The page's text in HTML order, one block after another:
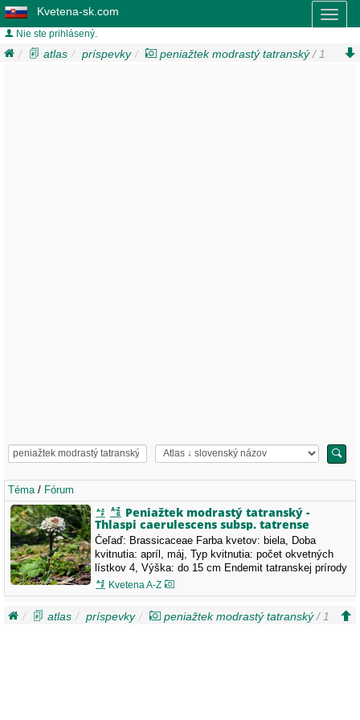
Kvetena-sk.com
Nie ste prihlásený.
atlas príspevky peniažtek modrastý tatranský/ 1
Téma / Fórum
Peniažtek modrastý tatranský -
Thlaspi caerulescens subsp. tatrense
Čeľaď: Brassicaceae Farba kvetov: biela, Doba
kvitnutia: apríl, máj, Typ kvitnutia: počet okvetných
lístkov 4, Výška: do 15 cm Endemit tatranskej prírody
Miesto: Vysoké Tatry, Slovensko, 20.5.2023
Kvetena A-Z
atlas príspevky peniažtek modrastý tatranský/ 1